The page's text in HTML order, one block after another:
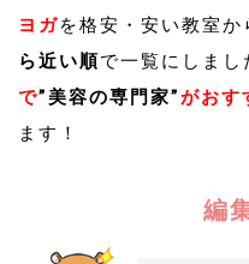
ヨガを格安・安い教室か
ら近い順で一覧にしまし
で”美容の専門家”がおす
ます！
編